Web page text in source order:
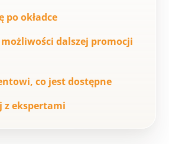
po okładce
dalszej promocji
co jest dostępne
z ekspertami